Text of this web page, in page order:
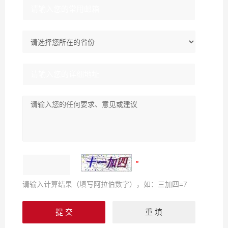
请输入计算结果（填写阿拉伯数字），如：三加四=7